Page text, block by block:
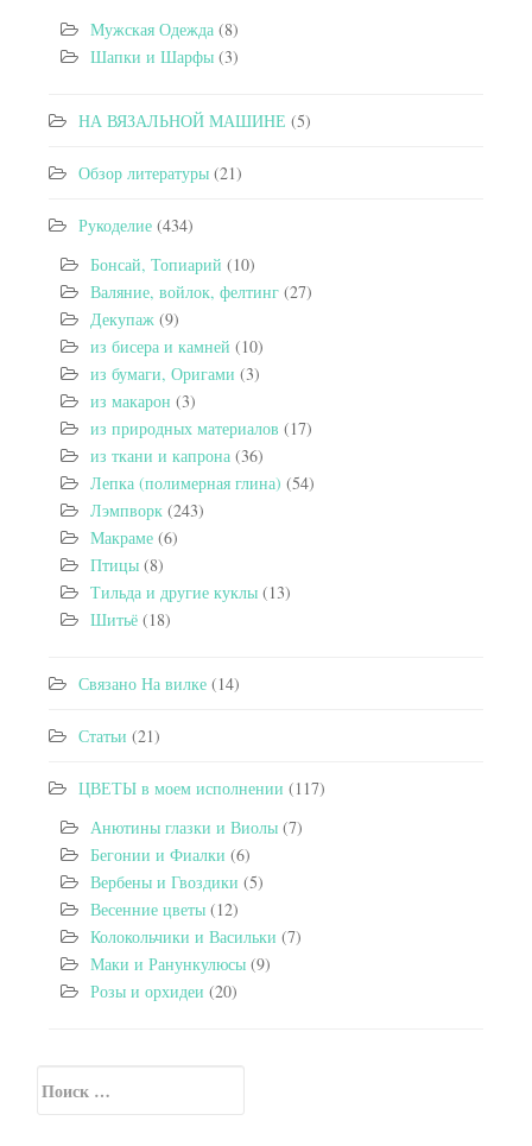
Мужская Одежда (8)
Шапки и Шарфы (3)
НА ВЯЗАЛЬНОЙ МАШИНЕ (5)
Обзор литературы (21)
Рукоделие (434)
Бонсай, Топиарий (10)
Валяние, войлок, фелтинг (27)
Декупаж (9)
из бисера и камней (10)
из бумаги, Оригами (3)
из макарон (3)
из природных материалов (17)
из ткани и капрона (36)
Лепка (полимерная глина) (54)
Лэмпворк (243)
Макраме (6)
Птицы (8)
Тильда и другие куклы (13)
Шитьё (18)
Связано На вилке (14)
Статьи (21)
ЦВЕТЫ в моем исполнении (117)
Анютины глазки и Виолы (7)
Бегонии и Фиалки (6)
Вербены и Гвоздики (5)
Весенние цветы (12)
Колокольчики и Васильки (7)
Маки и Ранункулюсы (9)
Розы и орхидеи (20)
Secondary Sidebar
Искать: